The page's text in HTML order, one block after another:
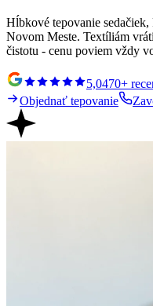
Hĺbkové tepovanie
Novom Meste. Textíliám
čistotu - cenu poviem vždy
5,0470+
Objednať tepovanie